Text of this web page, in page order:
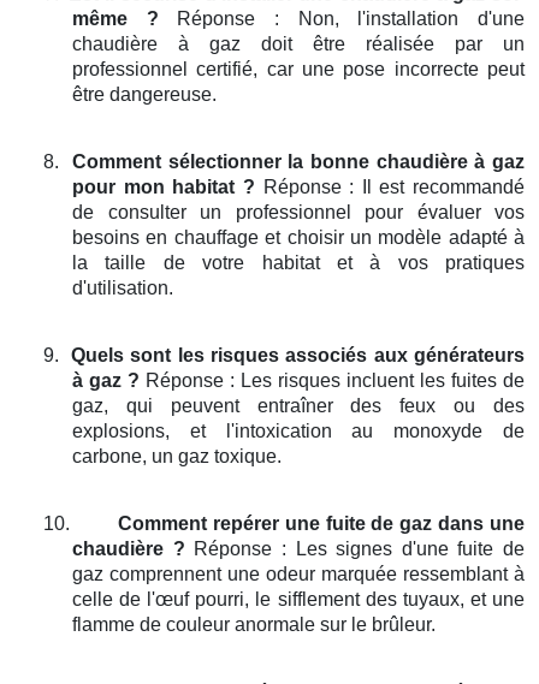
même ? Réponse : Non, l'installation d'une
chaudière à gaz doit être réalisée par un
professionnel certifié, car une pose incorrecte peut
être dangereuse.
8.
Comment sélectionner la bonne chaudière à gaz
pour mon habitat ? Réponse : Il est recommandé
de consulter un professionnel pour évaluer vos
besoins en chauffage et choisir un modèle adapté à
la taille de votre habitat et à vos pratiques
d'utilisation.
9.
Quels sont les risques associés aux générateurs
à gaz ? Réponse : Les risques incluent les fuites de
gaz, qui peuvent entraîner des feux ou des
explosions, et l'intoxication au monoxyde de
carbone, un gaz toxique.
10.
Comment repérer une fuite de gaz dans une
chaudière ? Réponse : Les signes d'une fuite de
gaz comprennent une odeur marquée ressemblant à
celle de l'œuf pourri, le sifflement des tuyaux, et une
flamme de couleur anormale sur le brûleur.